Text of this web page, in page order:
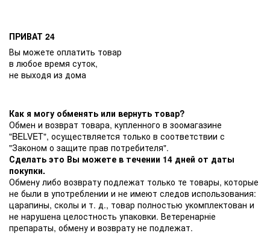
ПРИВАТ 24
Вы можете оплатить товар
в любое время суток,
не выходя из дома
Как я могу обменять или вернуть товар?
Обмен и возврат товара, купленного в зоомагазине
"BELVET", осуществляется только в соответствии с
"Законом о защите прав потребителя".
Сделать это Вы можете в течении 14 дней от даты
покупки.
Обмену либо возврату подлежат только те товары, которые
не были в употреблении и не имеют следов использования:
царапины, сколы и т. д., товар полностью укомплектован и
не нарушена целостность упаковки. Ветеренарніе
препараты, обмену и возврату не подлежат.